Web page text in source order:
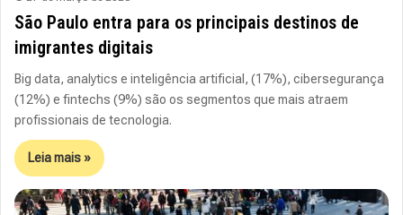
São Paulo entra para os principais destinos de
imigrantes digitais
Big data, analytics e inteligência artificial, (17%), cibersegurança
(12%) e fintechs (9%) são os segmentos que mais atraem
profissionais de tecnologia.
Leia mais »